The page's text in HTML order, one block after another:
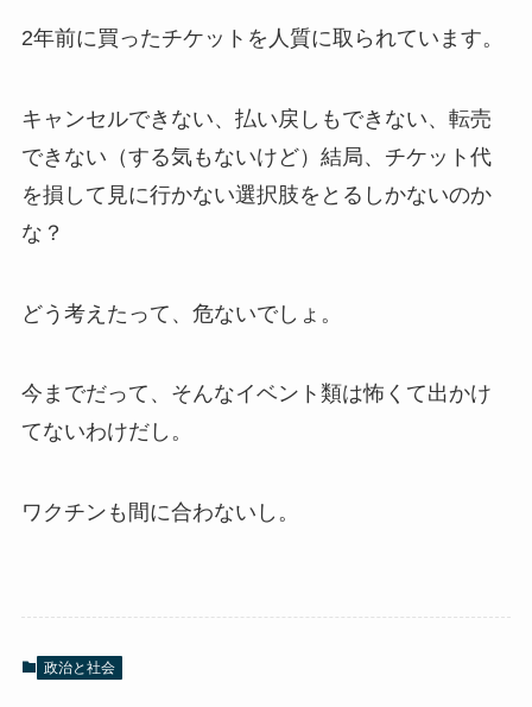
2年前に買ったチケットを人質に取られています。
キャンセルできない、払い戻しもできない、転売
できない（する気もないけど）結局、チケット代
を損して見に行かない選択肢をとるしかないのか
な？
どう考えたって、危ないでしょ。
今までだって、そんなイベント類は怖くて出かけ
てないわけだし。
ワクチンも間に合わないし。
政治と社会